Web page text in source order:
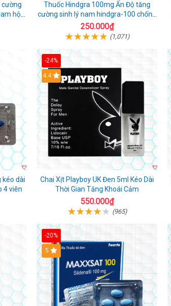
cường
hộp
Thuốc Hindgra 100mg Ấn Độ tăng
cường sinh lý nam hindgra-100 chống
xts cương dương
250.000₫
(1,071)
kéo dài
4 viên
-24%
Hot
4.4
Chai Xịt Playboy UK Đen 5ml Kéo Dài
Thời Gian Tăng Khoái Cảm
550.000₫
(965)
-20%
5